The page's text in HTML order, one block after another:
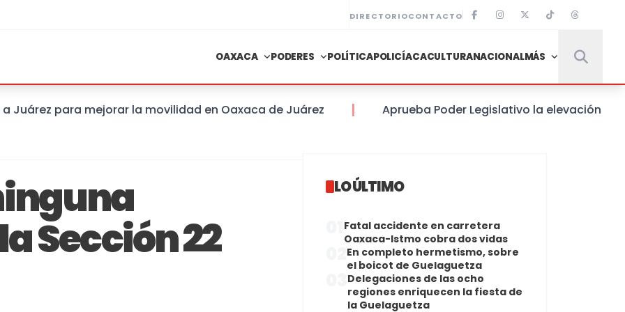
DIRECTORIOCONTACTO
OAXACA PODERES POLÍTICAPOLICÍACACULTURANACIONALMÁS
para mejorar la movilidad en Oaxaca de Juárez Aprueba Poder Legislativo la elevación de
Sección 22
LO ÚLTIMO
Fatal accidente en carretera
Oaxaca-Istmo cobra dos vidas
En completo hermetismo, sobre
el boicot de Guelaguetza
Delegaciones de las ocho
regiones enriquecen la fiesta de
la Guelaguetza